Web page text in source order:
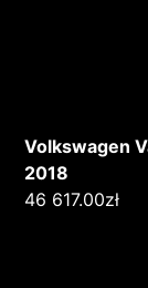
Volkswagen
2018
46 617.00zł